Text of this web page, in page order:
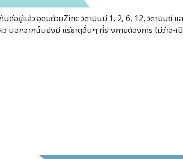
ดีอยู่แล้ว อุดมด้วยZinc วิตามินบี 1, 2, 6, 12, วิตามินซี
นอกจากนั้นยังมี แร่ธาตุอื่นๆ ที่ร่างกายต้องการ ไม่ว่าจ